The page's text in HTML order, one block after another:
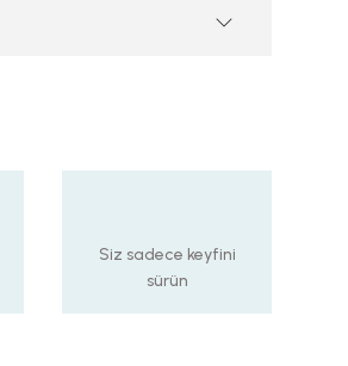
Siz sadece keyfini
sürün